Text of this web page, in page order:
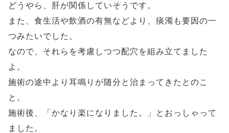
どうやら、肝が関係していそうです。
また、食生活や飲酒の有無などより、痰濁も要因の一
つみたいでした。
なので、それらを考慮しつつ配穴を組み立てました
よ。
施術の途中より耳鳴りが随分と治まってきたとのこ
と。
施術後、「かなり楽になりました。」とおっしゃって
ました。